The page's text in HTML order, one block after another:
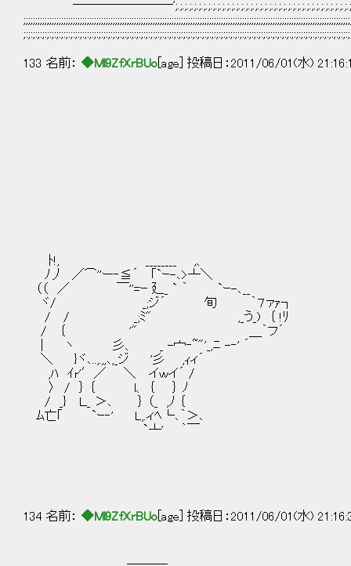
｀
133 名前： ◆Ml9ZfXrBUo [age] 投稿日：2011/06/01(水)
ﾄ!, ________ ,、 〉｛ ,
ﾉ丿 ／⌒''ー‐≦´ ｢`ｰ-､>┴＼ /
（（ ／ ￣''=ｰ 廴_ ` ｀ `ｰ-､
ヾ/ _;ジ´ 旬 ｀７ァｧ┐
/ / _;ﾐ" ,_う_) ｛ !ﾘ
/ ｛ '" ＿｀フ´
| ヽ 彡、 _ -宀‐~"'_,ﾆ
＼ }ヾ､..,.,,､,_ジ '彡 ,ｨィ
,ﾊ ｲr'′／ ＼ イｗイ´ /
〉 / ｝ ｛ l、 ｛ ｝ ﾉ ;彡
/ _} Ｌ_ ＞､ ｝ （_ ,ﾉ ｛ iｹ
ﾑ亡｢ `ｰ‐' L,.ィﾍ└､｀＞､ ,ﾚﾃ
`┴' ｀￣ /ﾚ'::::::::
134 名前： ◆Ml9ZfXrBUo [age] 投稿日：2011/06/01(水)